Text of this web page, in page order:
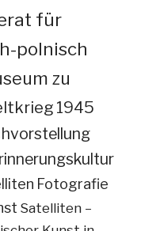
für
polnisch
zu
1945
Fotografie
Satelliten –